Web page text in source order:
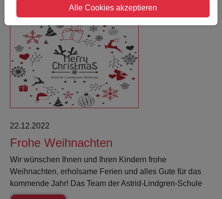
22.12.2022
Frohe Weihnachten
Wir wünschen Ihnen und Ihren Kindern frohe
Weihnachten, erholsame Ferien und alles Gute für das
kommende Jahr! Das Team der Astrid-Lindgren-Schule
Alle Cookies akzeptieren